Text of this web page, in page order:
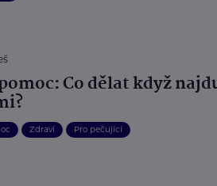
Co dělat když
Zdraví Pro pečující